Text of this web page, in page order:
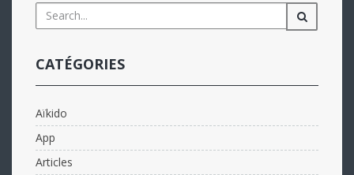
CATÉGORIES
Aïkido
App
Articles